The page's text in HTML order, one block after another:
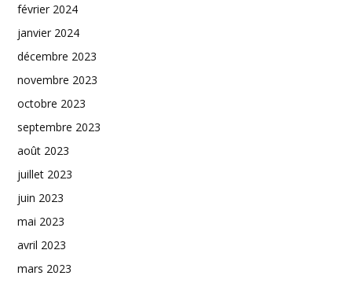
février 2024
janvier 2024
décembre 2023
novembre 2023
octobre 2023
septembre 2023
août 2023
juillet 2023
juin 2023
mai 2023
avril 2023
mars 2023